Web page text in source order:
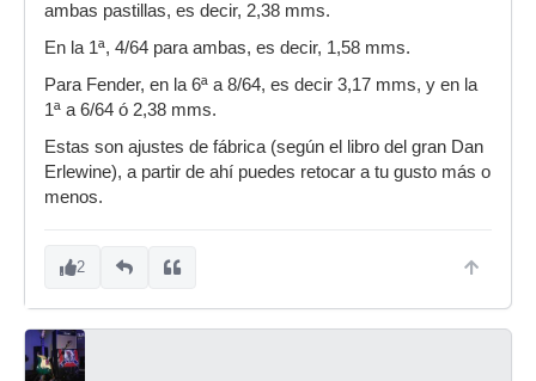
ambas pastillas, es decir, 2,38 mms.
En la 1ª, 4/64 para ambas, es decir, 1,58 mms.
Para Fender, en la 6ª a 8/64, es decir 3,17 mms, y en la
1ª a 6/64 ó 2,38 mms.
Estas son ajustes de fábrica (según el libro del gran Dan
Erlewine), a partir de ahí puedes retocar a tu gusto más o
menos.
2